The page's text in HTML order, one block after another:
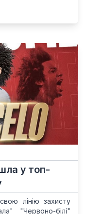
у топ-
лінію захисту
"Червоно-білі"